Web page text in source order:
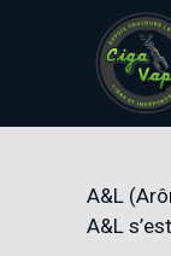
A&L
A&L